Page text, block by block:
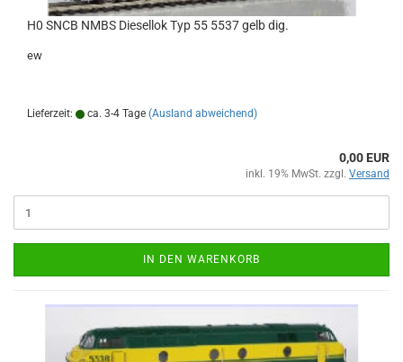
H0 SNCB NMBS Diesellok Typ 55 5537 gelb dig.
ew
Lieferzeit: ca. 3-4 Tage (Ausland abweichend)
0,00 EUR
inkl. 19% MwSt. zzgl. Versand
IN DEN WARENKORB